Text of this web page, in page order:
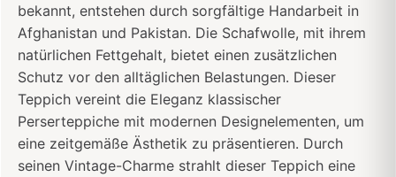
bekannt, entstehen durch sorgfältige Handarbeit in
Afghanistan und Pakistan. Die Schafwolle, mit ihrem
natürlichen Fettgehalt, bietet einen zusätzlichen
Schutz vor den alltäglichen Belastungen. Dieser
Teppich vereint die Eleganz klassischer
Perserteppiche mit modernen Designelementen, um
eine zeitgemäße Ästhetik zu präsentieren. Durch
seinen Vintage-Charme strahlt dieser Teppich eine